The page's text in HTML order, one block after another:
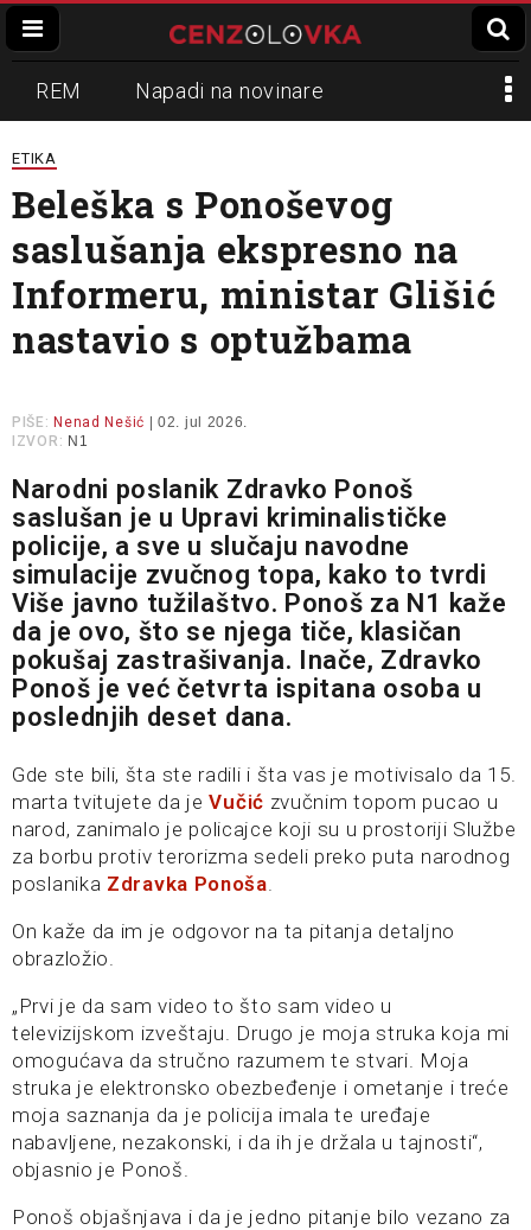
REM Napadi na novinare
Zvučni top
Propaganda Lokalni mediji
Informer Slavko Ćuruvija
ETIKA
Beleška s Ponoševog
saslušanja ekspresno na
Informeru, ministar Glišić
nastavio s optužbama
PIŠE: Nenad Nešić | 02. jul 2026.
IZVOR: N1
Narodni poslanik Zdravko Ponoš
saslušan je u Upravi kriminalističke
policije, a sve u slučaju navodne
simulacije zvučnog topa, kako to tvrdi
Više javno tužilaštvo. Ponoš za N1 kaže
da je ovo, što se njega tiče, klasičan
pokušaj zastrašivanja. Inače, Zdravko
Ponoš je već četvrta ispitana osoba u
poslednjih deset dana.
Gde ste bili, šta ste radili i šta vas je motivisalo da 15.
marta tvitujete da jeVučić zvučnim topom pucao u
narod, zanimalo je policajce koji su u prostoriji Službe
za borbu protiv terorizma sedeli preko puta narodnog
poslanika Zdravka Ponoša.
On kaže da im je odgovor na ta pitanja detaljno
obrazložio.
„Prvi je da sam video to što sam video u
televizijskom izveštaju. Drugo je moja struka koja mi
omogućava da stručno razumem te stvari. Moja
struka je elektronsko obezbeđenje i ometanje i treće
moja saznanja da je policija imala te uređaje
nabavljene, nezakonski, i da ih je držala u tajnosti“,
objasnio je Ponoš.
Ponoš objašnjava i da je jedno pitanje bilo vezano za